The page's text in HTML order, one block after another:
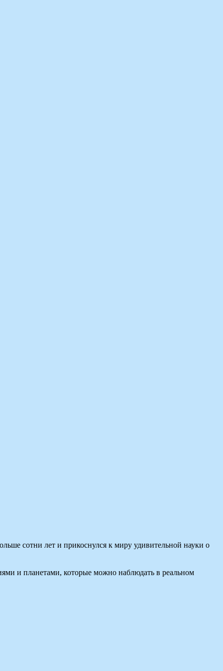
сотни лет и прикоснулся к миру удивительной науки о
и планетами, которые можно наблюдать в реальном